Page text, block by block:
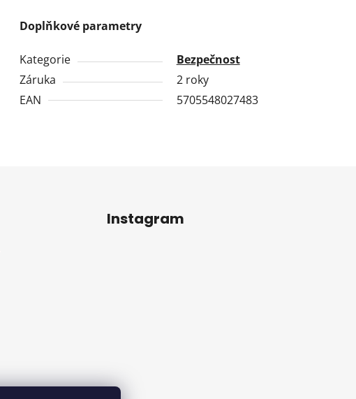
Doplňkové parametry
Kategorie
Bezpečnost
Záruka
2 roky
EAN
5705548027483
Instagram